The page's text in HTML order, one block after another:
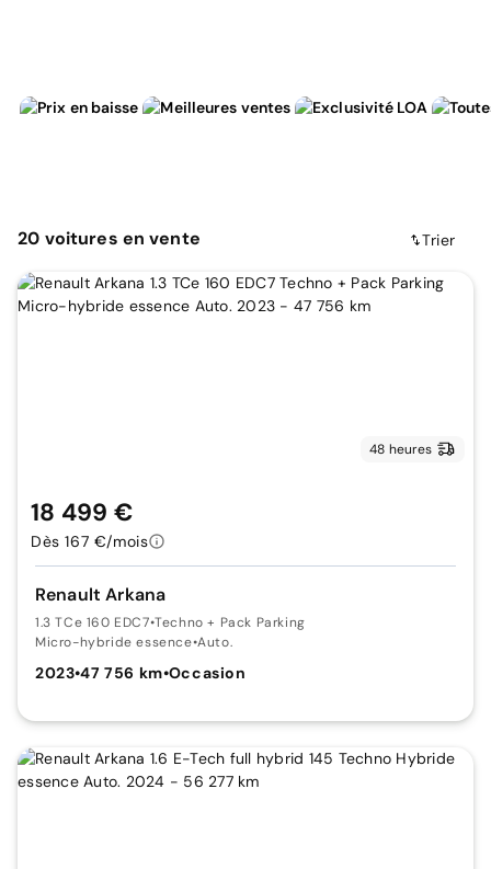
20 voitures en vente Trier
48 heures
Renault Arkana
1.3 TCe 160 EDC7•Techno + Pack Parking
Micro-hybride essence•Auto.
2023•47 756 km•Occasion
18 499 €
Dès 167 €/mois